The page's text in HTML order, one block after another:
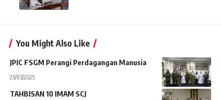
You Might Also Like
JPIC FSGM Perangi Perdagangan Manusia
25/03/2025
TAHBISAN 10 IMAM SCJ